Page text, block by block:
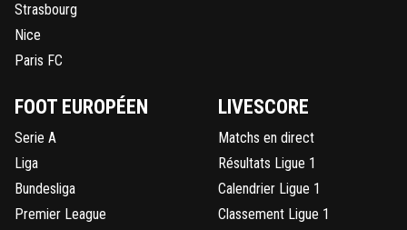
Strasbourg
Nice
Paris FC
FOOT EUROPÉEN
Serie A
Liga
Bundesliga
Premier League
LIVESCORE
Matchs en direct
Résultats Ligue 1
Calendrier Ligue 1
Classement Ligue 1